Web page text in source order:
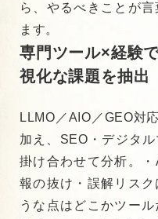
ら、 やるべきことが
ます。
専門ツール×経験
視化な課題を抽出
LLMO／AIO／GEO対
加え、 SEO・デジタ
掛け合わせて分析。
報の抜け・誤解リスク
うな点はどこかツー